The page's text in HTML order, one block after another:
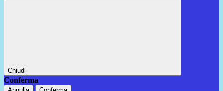
Chiudi
Conferma